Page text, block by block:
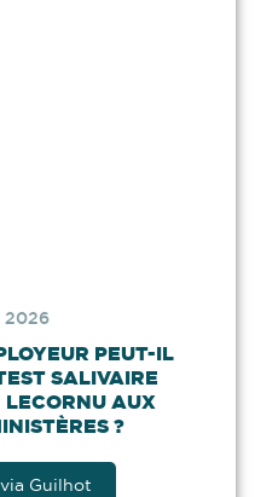
2026
PEUT-IL
SALIVAIRE
LECORNU AUX
?
Guilhot